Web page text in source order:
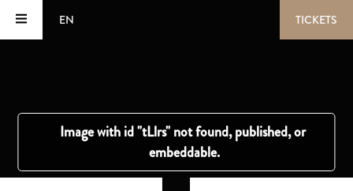
EN TICKETS